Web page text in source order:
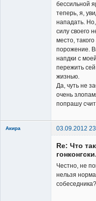
бессильной
теперь, я,
нападать.
силу своего
место,
порожение.
напдки с
пережить
жизнью.
Да, чуть не
очень
попрашу
Акира 03.09.2012
Re: Что
гонконгски.
Честно, не
нельзя
собеседника?